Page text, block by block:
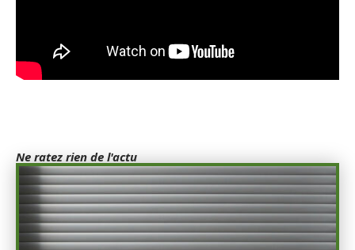
Ne ratez rien de l'actu